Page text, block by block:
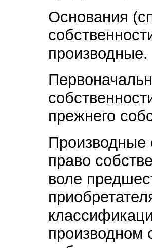
Основания
производные.
прежнего
Производные
право
воле
производном